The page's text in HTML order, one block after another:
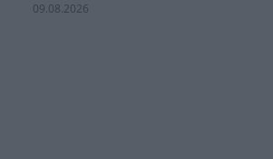
09.08.2026